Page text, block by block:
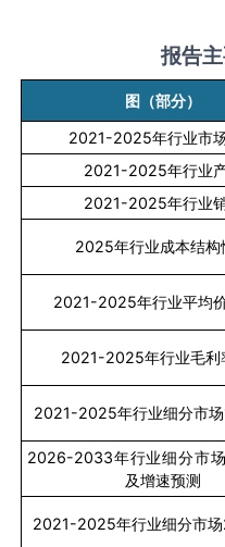
报告
图（部分）
2021-2025年行业市
2021-2025年行业
2021-2025年行业
2025年行业成本结构
2021-2025年行业平均
2021-2025年行业毛利
2021-2025年行业细分市场
2026-2033年行业细分市场
及增速预测
2021-2025年行业细分市场